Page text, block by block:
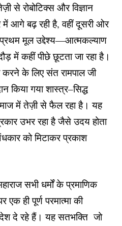
से रोबोटिक्स और विज्ञान
आगे बढ़ रही है, वहीं दूसरी ओर
मूल उद्देश्य—आत्मकल्याण
में कहीं पीछे छूटता जा रहा है।
करने के लिए संत रामपाल जी
किया गया शास्त्र–सिद्ध
में तेज़ी से फैल रहा है। यह
उभर रहा है जैसे उदय होता
को मिटाकर प्रकाश
सभी धर्मों के प्रमाणिक
ही पूर्ण परमात्मा की
दे रहे हैं। यह सतभक्ति जो